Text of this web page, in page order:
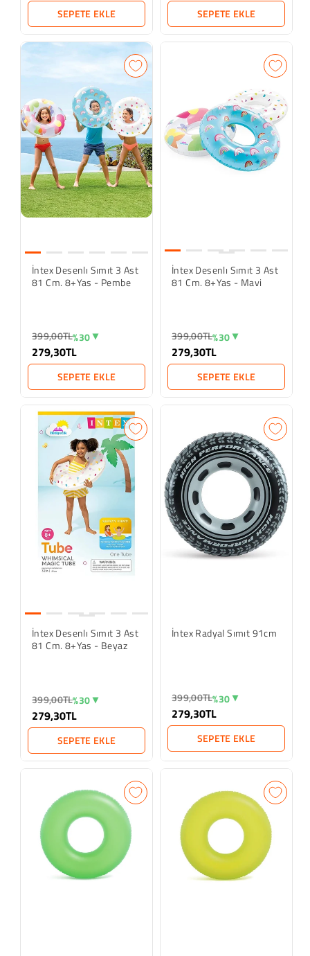
SEPETE EKLE SEPETE EKLE
İntex Desenlı Sımıt 3 Ast
81 Cm. 8+yas - Pembe
399,00TL%30
279,30TL
SEPETE EKLE
İntex Desenlı Sımıt 3 Ast
81 Cm. 8+yas - Mavi
399,00TL%30
279,30TL
SEPETE EKLE
İntex Desenlı Sımıt 3 Ast
81 Cm. 8+yas - Beyaz
399,00TL%30
279,30TL
SEPETE EKLE
İntex Radyal Sımıt 91cm
399,00TL%30
279,30TL
SEPETE EKLE